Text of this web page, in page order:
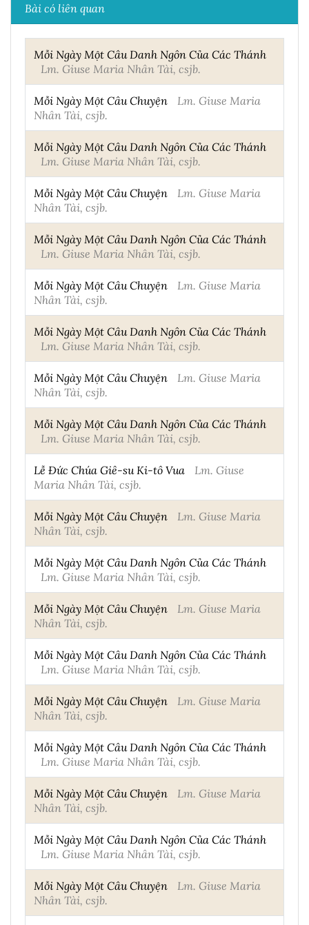
Bài có liên quan
Mỗi Ngày Một Câu Danh Ngôn Của Các Thánh
Lm. Giuse Maria Nhân Tài, csjb.
Mỗi Ngày Một Câu Chuyện
Lm. Giuse Maria
Nhân Tài, csjb.
Mỗi Ngày Một Câu Danh Ngôn Của Các Thánh
Lm. Giuse Maria Nhân Tài, csjb.
Mỗi Ngày Một Câu Chuyện
Lm. Giuse Maria
Nhân Tài, csjb.
Mỗi Ngày Một Câu Danh Ngôn Của Các Thánh
Lm. Giuse Maria Nhân Tài, csjb.
Mỗi Ngày Một Câu Chuyện
Lm. Giuse Maria
Nhân Tài, csjb.
Mỗi Ngày Một Câu Danh Ngôn Của Các Thánh
Lm. Giuse Maria Nhân Tài, csjb.
Mỗi Ngày Một Câu Chuyện
Lm. Giuse Maria
Nhân Tài, csjb.
Mỗi Ngày Một Câu Danh Ngôn Của Các Thánh
Lm. Giuse Maria Nhân Tài, csjb.
Lễ Đức Chúa Giê-su Ki-tô Vua
Lm. Giuse
Maria Nhân Tài, csjb.
Mỗi Ngày Một Câu Chuyện
Lm. Giuse Maria
Nhân Tài, csjb.
Mỗi Ngày Một Câu Danh Ngôn Của Các Thánh
Lm. Giuse Maria Nhân Tài, csjb.
Mỗi Ngày Một Câu Chuyện
Lm. Giuse Maria
Nhân Tài, csjb.
Mỗi Ngày Một Câu Danh Ngôn Của Các Thánh
Lm. Giuse Maria Nhân Tài, csjb.
Mỗi Ngày Một Câu Chuyện
Lm. Giuse Maria
Nhân Tài, csjb.
Mỗi Ngày Một Câu Danh Ngôn Của Các Thánh
Lm. Giuse Maria Nhân Tài, csjb.
Mỗi Ngày Một Câu Chuyện
Lm. Giuse Maria
Nhân Tài, csjb.
Mỗi Ngày Một Câu Danh Ngôn Của Các Thánh
Lm. Giuse Maria Nhân Tài, csjb.
Mỗi Ngày Một Câu Chuyện
Lm. Giuse Maria
Nhân Tài, csjb.